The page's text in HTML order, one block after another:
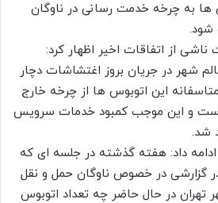
ها به چرخه خدمت رسانی در ناوگان
شود.
ناشی از اتفاقات اخیر اظهار کرد:
شهر در جریان بروز اغتشاشات دچار
این اتوبوس ها از چرخه خارج
است و این موجب کمبود خدمات سرویس
شد.
داد: هفته گذشته در جلسه ای که
گزارشی در خصوص ناوگان حمل و نقل
تهران در حال حاضر چه تعداد اتوبوس